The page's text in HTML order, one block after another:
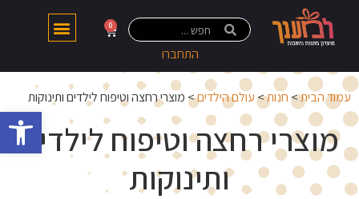
התחברו
0
עמוד הבית>חנות>עולם הילדים> מוצרי רחצה וטיפוח לילדים ותינוקות
מוצרי רחצה וטיפוח לילדים
ותינוקות